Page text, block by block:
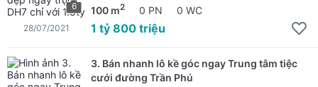
6 100 m2 0 PN 0 WC
1 tỷ 800 triệu
28/07/2021
3. Bán nhanh lô kề góc ngay Trung tâm tiệc
cưới đường Trần Phú